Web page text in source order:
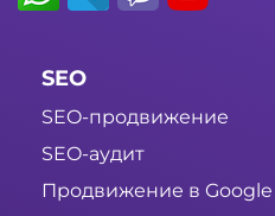
SEO
SEO-продвижение
SEO-аудит
Продвижение в Google